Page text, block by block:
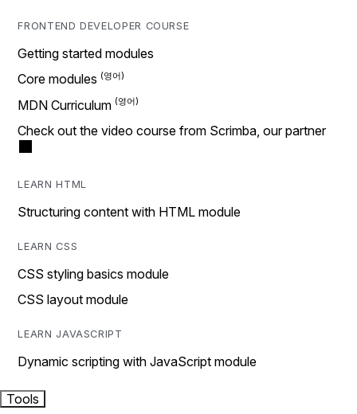
FRONTEND DEVELOPER COURSE
Getting started modules
Core modules
MDN Curriculum
Check out the video course from Scrimba, our partner
LEARN HTML
Structuring content with HTML module
LEARN CSS
CSS styling basics module
CSS layout module
LEARN JAVASCRIPT
Dynamic scripting with JavaScript module
Tools